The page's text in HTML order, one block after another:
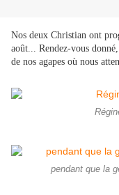
Nos deux Christian ont
août... Rendez-vous
de nos agapes où nous
pendant que la